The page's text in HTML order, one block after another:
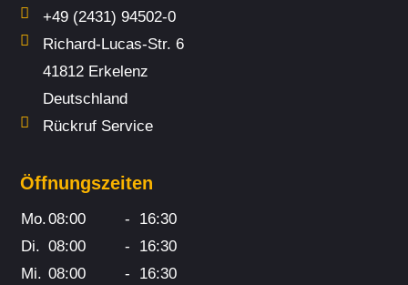
+49 (2431) 94502-0
Richard-Lucas-Str. 6
41812 Erkelenz
Deutschland
Rückruf Service
Öffnungszeiten
Mo.08:00 -
16:30
Di. 08:00 -
16:30
Mi. 08:00 -
16:30